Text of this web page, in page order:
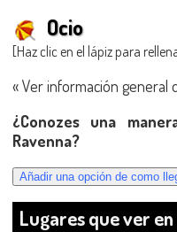
Ocio
[Haz clic en el lápiz para
« Ver información general
¿Conozes una
Ravenna?
Lugares que ver